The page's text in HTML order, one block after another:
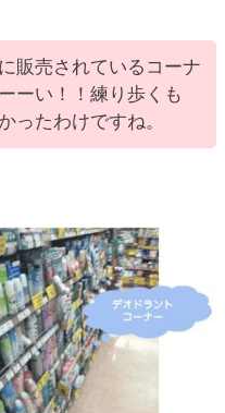
販売されているコーナ
ーい！！練り歩くも
ったわけですね。